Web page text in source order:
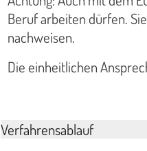
Beruf arbeiten dürfen.
nachweisen.
Die einheitlichen
Verfahrensablauf